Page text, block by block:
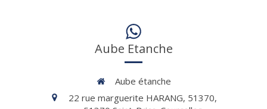
Aube Etanche
Aube étanche
22 rue marguerite HARANG, 51370,